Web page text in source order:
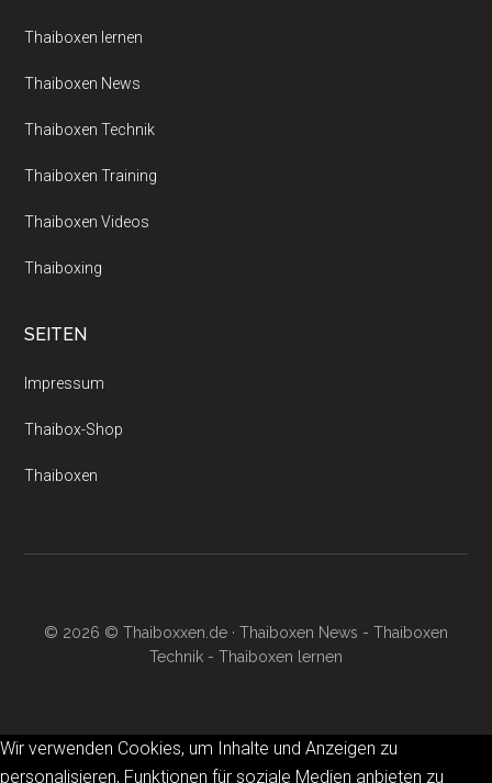
Thaiboxen lernen
Thaiboxen News
Thaiboxen Technik
Thaiboxen Training
Thaiboxen Videos
Thaiboxing
SEITEN
Impressum
Thaibox-Shop
Thaiboxen
© 2026 © Thaiboxxen.de · Thaiboxen News - Thaiboxen
Technik - Thaiboxen lernen
Wir verwenden Cookies, um Inhalte und Anzeigen zu
personalisieren, Funktionen für soziale Medien anbieten zu